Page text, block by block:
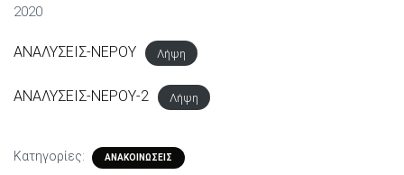
2020
ΑΝΑΛΥΣΕΙΣ-ΝΕΡΟΥ Λήψη
ΑΝΑΛΥΣΕΙΣ-ΝΕΡΟΥ-2 Λήψη
Κατηγορίες: ΑΝΑΚΟΙΝΏΣΕΙΣ